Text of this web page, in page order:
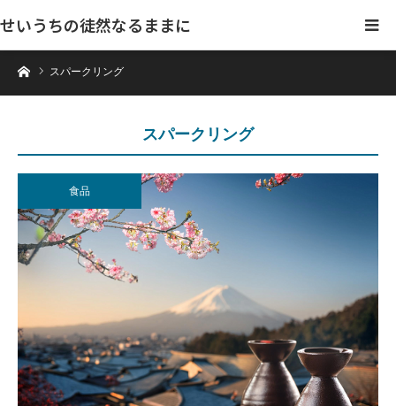
せいうちの徒然なるままに
ホームスパークリング
スパークリング
食品